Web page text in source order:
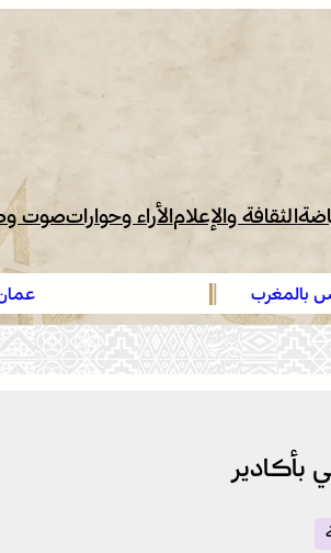
الثقافة والإعلامالأراء وحواراتصوت
عمان .. الاجتماع الوزاري
أهمية دور لجنة القدس بقيادة
ووكالة بيت مال القدس
بأكادير